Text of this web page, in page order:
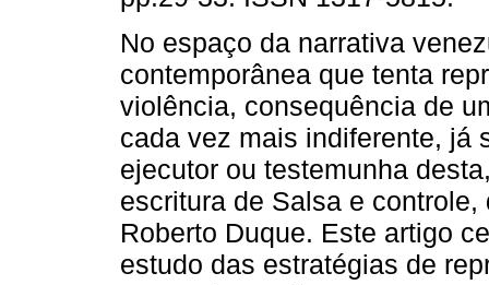
No espaço da narrativa
contemporânea que tenta
violência, consequência de
cada vez mais indiferente, já
ejecutor ou testemunha
escritura de Salsa e controle,
Roberto Duque. Este artigo
estudo das estratégias de